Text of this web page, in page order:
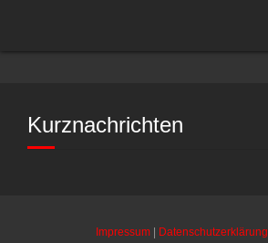
Kurznachrichten
Impressum| Datenschutzerklärung